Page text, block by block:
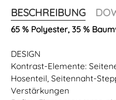
BESCHREIBUNG
65 % Polyester, 35 %
DESIGN
Kontrast-Elemente:
Hosenteil, Seitennaht-
Verstärkungen